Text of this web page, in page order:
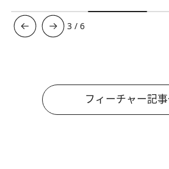
3 /6
フィーチャー記